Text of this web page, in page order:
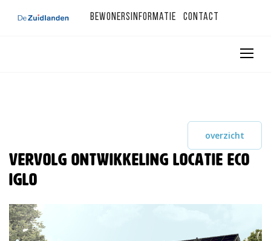
Bewonersinformatie Contact
overzicht
Vervolg ontwikkeling locatie Eco
Iglo